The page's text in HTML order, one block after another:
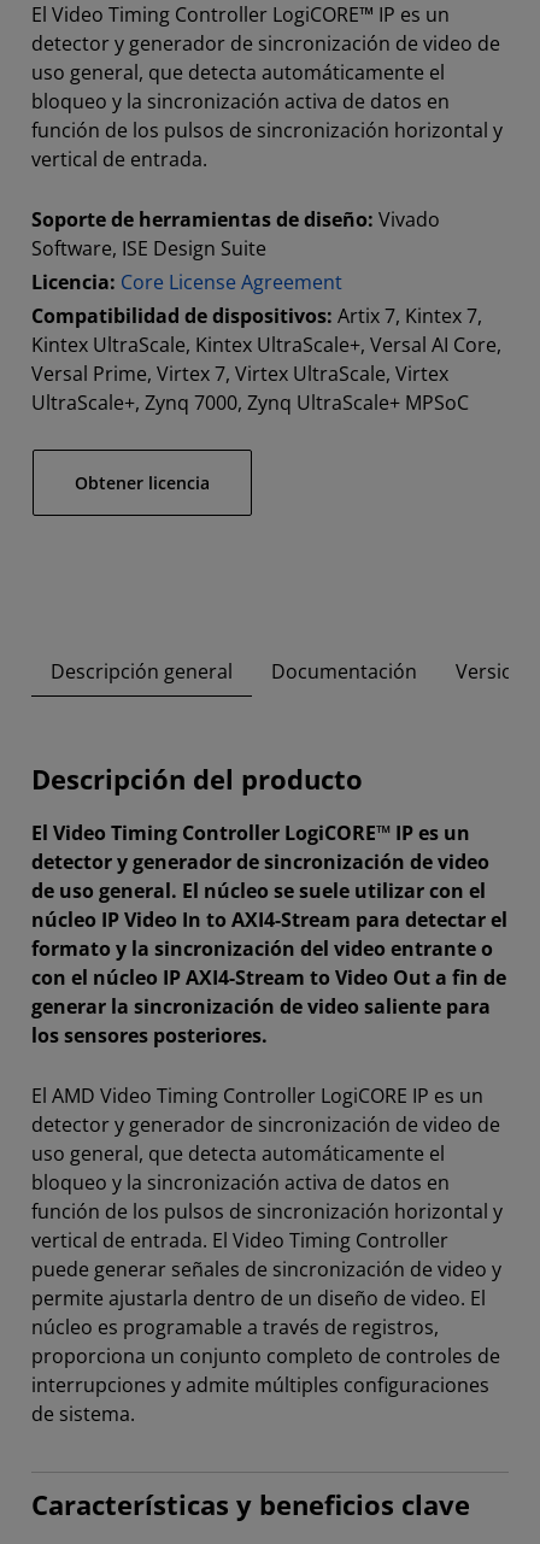
El Video Timing Controller LogiCORE™ IP es un
detector y generador de sincronización de video de
uso general, que detecta automáticamente el
bloqueo y la sincronización activa de datos en
función de los pulsos de sincronización horizontal y
vertical de entrada.
Soporte de herramientas de diseño: Vivado
Software, ISE Design Suite
Licencia: Core License Agreement
Compatibilidad de dispositivos: Artix 7, Kintex 7,
Kintex UltraScale, Kintex UltraScale+, Versal AI Core,
Versal Prime, Virtex 7, Virtex UltraScale, Virtex
UltraScale+, Zynq 7000, Zynq UltraScale+ MPSoC
Obtener licencia
Descripción general Documentación
Descripción del producto
El Video Timing Controller LogiCORE™ IP es un
detector y generador de sincronización de video
de uso general. El núcleo se suele utilizar con el
núcleo IP Video In to AXI4-Stream para detectar el
formato y la sincronización del video entrante o
con el núcleo IP AXI4-Stream to Video Out a fin de
generar la sincronización de video saliente para
los sensores posteriores.
El AMD Video Timing Controller LogiCORE IP es un
detector y generador de sincronización de video de
uso general, que detecta automáticamente el
bloqueo y la sincronización activa de datos en
función de los pulsos de sincronización horizontal y
vertical de entrada. El Video Timing Controller
puede generar señales de sincronización de video y
permite ajustarla dentro de un diseño de video. El
núcleo es programable a través de registros,
proporciona un conjunto completo de controles de
interrupciones y admite múltiples configuraciones
de sistema.
Características y beneficios clave